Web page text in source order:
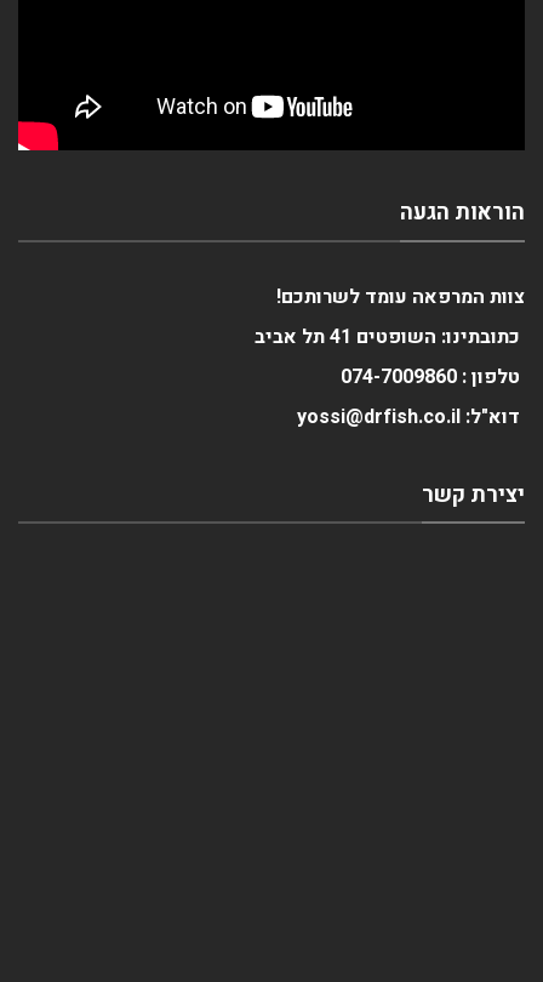
הוראות הגעה
צוות המרפאה עומד לשרותכם!
כתובתינו: השופטים 41 תל אביב
טלפון : 074-7009860
דוא"ל: yossi@drfish.co.il
יצירת קשר